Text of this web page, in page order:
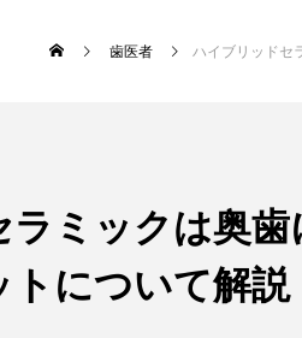
歯医者 ハイブリッドセラミッ
ミックは奥歯
トについて解説